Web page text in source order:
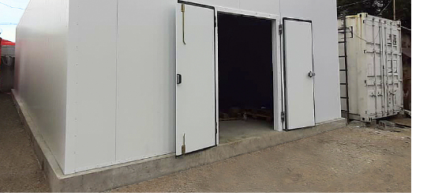
Стеновые сэндвич-панели с PIR Premier 48 600 м2
Холодильные откатные двери 4 шт.
Холодильные распашные двери 14 шт.